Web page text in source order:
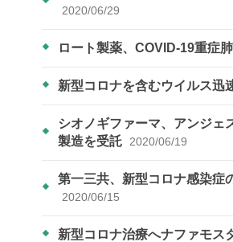
2020/06/29
ロート製薬、COVID-19重症
新型コロナを含むウイルス
シオノギファーマ、アンジ
製造を受託
2020/06/19
第一三共、新型コロナ感染
2020/06/15
新型コロナ治療へナファモ